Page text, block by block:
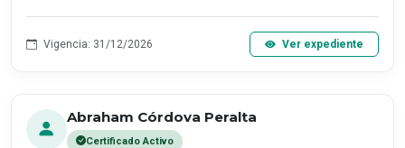
Vigencia: 31/12/2026 Ver expediente
Abraham Córdova Peralta
Certificado Activo